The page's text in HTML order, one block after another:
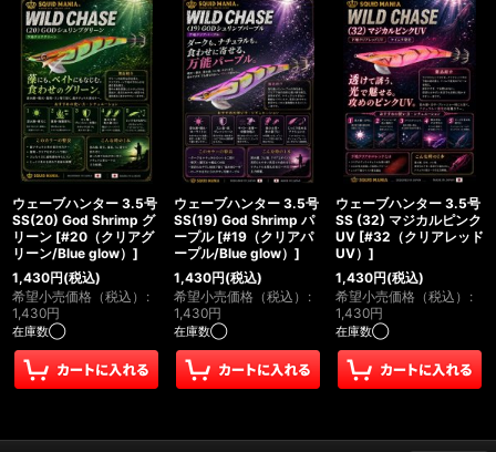
ウェーブハンター 3.5号
SS(20) God Shrimp グ
リーン [#20（クリアグ
リーン/Blue glow） ]
1,430円(税込)
希望小売価格（税込） :
1,430円
在庫数◯
ウェーブハンター 3.5号
SS(19) God Shrimp パ
ープル [#19（クリアパ
ープル/Blue glow） ]
1,430円(税込)
希望小売価格（税込） :
1,430円
在庫数◯
ウェーブハンター 3.5号
SS (32) マジカルピンク
UV [#32（クリアレッド
UV） ]
1,430円(税込)
希望小売価格（税込） :
1,430円
在庫数◯